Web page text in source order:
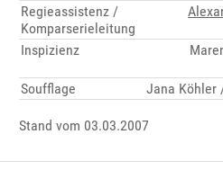
Regieassistenz /
Komparserieleitung
Inspizienz
Soufflage
Jana Köhler
Stand vom 03.03.2007